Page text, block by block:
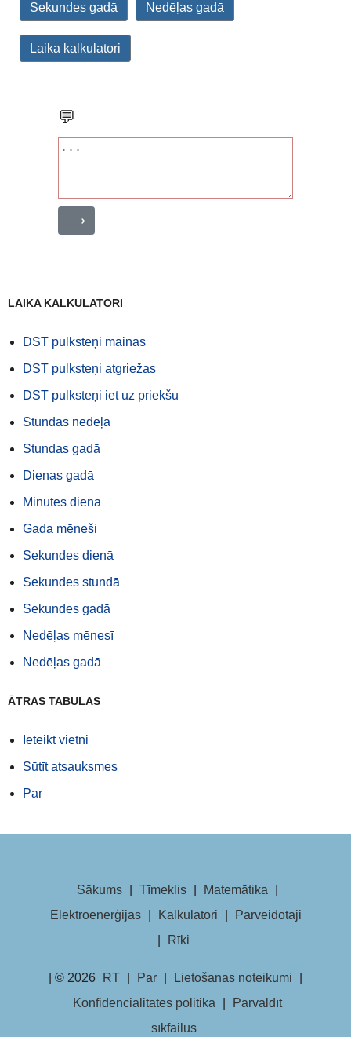
Sekundes gadā Nedēļas gadā
Laika kalkulatori
💬
⟶
LAIKA KALKULATORI
DST pulksteņi mainās
DST pulksteņi atgriežas
DST pulksteņi iet uz priekšu
Stundas nedēļā
Stundas gadā
Dienas gadā
Minūtes dienā
Gada mēneši
Sekundes dienā
Sekundes stundā
Sekundes gadā
Nedēļas mēnesī
Nedēļas gadā
ĀTRAS TABULAS
Ieteikt vietni
Sūtīt atsauksmes
Par
Sākums Tīmeklis Matemātika
Elektroenerģijas
Kalkulatori
Pārveidotāji
Rīki
| © 2026 RT Par Lietošanas noteikumi
Konfidencialitātes politika
Pārvaldīt
sīkfailus